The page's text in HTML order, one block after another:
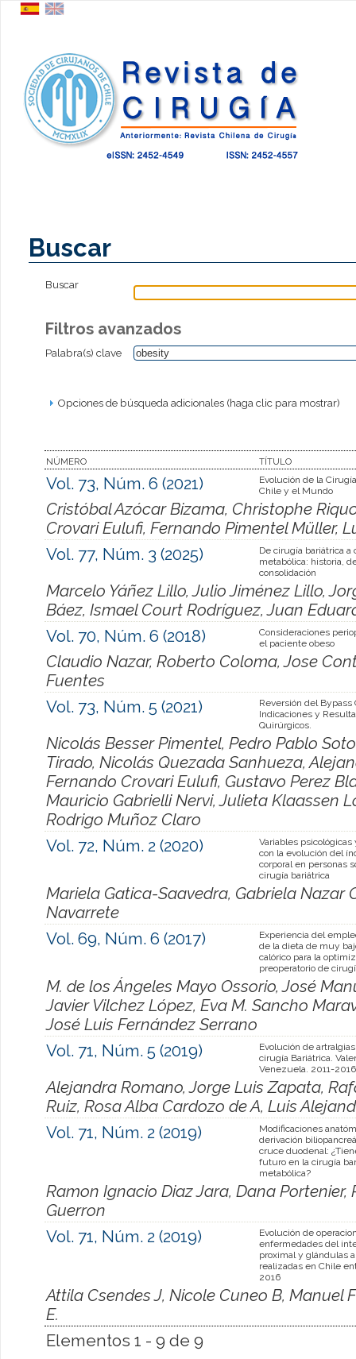
Buscar
Buscar
Filtros avanzados
Palabra(s) clave
Opciones de búsqueda adicionales (haga clic para mostrar)
NÚMERO TÍTULO
Vol. 73, Núm. 6 (2021)
Evolución de la
Chile y el Mundo
Cristóbal Azócar Bizama, Christophe
Crovari Eulufi, Fernando Pimentel Müller,
Vol. 77, Núm. 3 (2025)
De cirugía bariátrica a
metabólica: historia,
consolidación
Marcelo Yáñez Lillo, Julio Jiménez Lillo,
Báez, Ismael Court Rodríguez, Juan
Vol. 70, Núm. 6 (2018)
Consideraciones
el paciente obeso
Claudio Nazar, Roberto Coloma, Jose
Fuentes
Vol. 73, Núm. 5 (2021)
Reversión del Bypass
Indicaciones y
Quirúrgicos.
Nicolás Besser Pimentel, Pedro Pablo
Tirado, Nicolás Quezada Sanhueza,
Fernando Crovari Eulufi, Gustavo Perez
Mauricio Gabrielli Nervi, Julieta Klaassen
Rodrigo Muñoz Claro
Vol. 72, Núm. 2 (2020)
Variables
con la evolución del
corporal en personas
cirugía bariátrica
Mariela Gatica-Saavedra, Gabriela Nazar
Navarrete
Vol. 69, Núm. 6 (2017)
Experiencia del
de la dieta de muy
calórico para la
preoperatorio de
M. de los Ángeles Mayo Ossorio, José
Javier Vilchez López, Eva M. Sancho
José Luis Fernández Serrano
Vol. 71, Núm. 5 (2019)
Evolución de
cirugía Bariátrica.
Venezuela. 2011-2016
Alejandra Romano, Jorge Luis Zapata,
Ruiz, Rosa Alba Cardozo de A, Luis
Vol. 71, Núm. 2 (2019)
Modificaciones
derivación
cruce duodenal:
futuro en la cirugía
metabólica?
Ramon Ignacio Diaz Jara, Dana
Guerron
Vol. 71, Núm. 2 (2019)
Evolución de
enfermedades del
proximal y glándulas
realizadas en Chile
2016
Attila Csendes J, Nicole Cuneo B, Manuel
E.
Elementos 1 - 9 de 9